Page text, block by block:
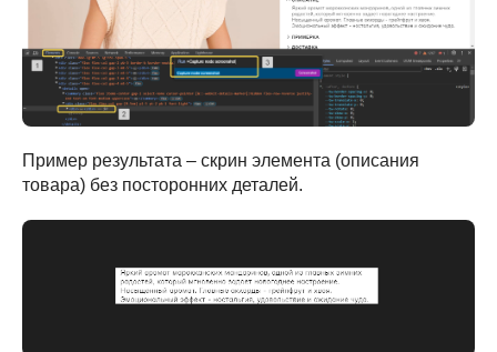
Пример результата – скрин элемента (описания
товара) без посторонних деталей.